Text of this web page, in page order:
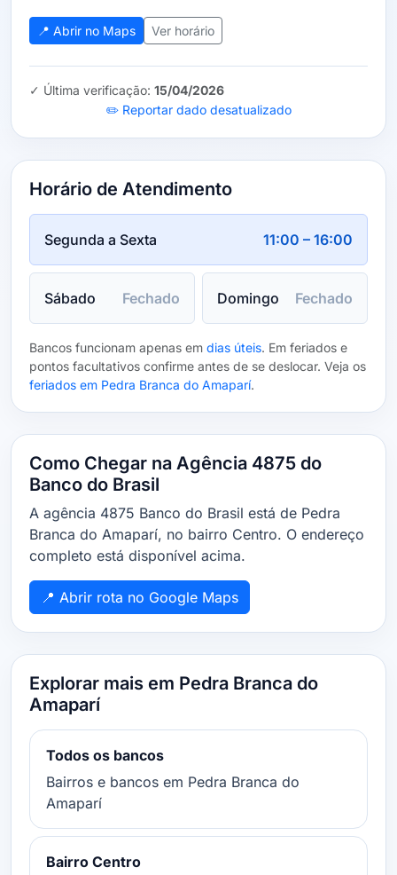
📍 Abrir no Maps Ver horário
✓ Última verificação: 15/04/2026
✏️ Reportar dado desatualizado
Horário de Atendimento
Segunda a Sexta 11:00 – 16:00
Sábado Fechado Domingo Fechado
Bancos funcionam apenas em dias úteis. Em feriados e
pontos facultativos confirme antes de se deslocar. Veja os
feriados em Pedra Branca do Amaparí.
Como Chegar na Agência 4875 do
Banco do Brasil
A agência 4875 Banco do Brasil está de Pedra
Branca do Amaparí, no bairro Centro. O endereço
completo está disponível acima.
📍 Abrir rota no Google Maps
Explorar mais em Pedra Branca do
Amaparí
Todos os bancos
Bairros e bancos em Pedra Branca do
Amaparí
Bairro Centro